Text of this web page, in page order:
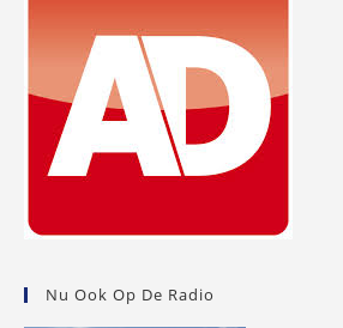
Nu Ook Op De Radio